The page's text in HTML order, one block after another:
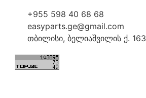
+955 598 40 68 68
easyparts.ge@gmail.com
თბილისი, ბელიაშვილის ქ. 163